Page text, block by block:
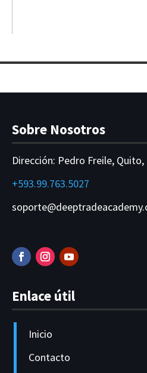
Sobre Nosotros
Dirección: Pedro Freile,
+593.99.763.5027
Enlace útil
Inicio
Contacto